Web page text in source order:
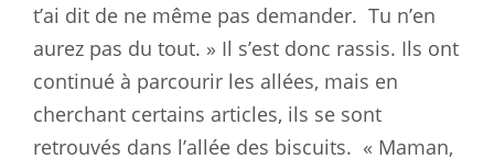
t’ai dit de ne même pas demander. Tu n’en
aurez pas du tout. » Il s’est donc rassis. Ils ont
continué à parcourir les allées, mais en
cherchant certains articles, ils se sont
retrouvés dans l’allée des biscuits. « Maman,